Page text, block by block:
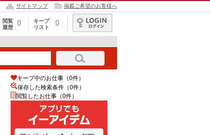
サイトマップ 掲載ご希望のお客様へ
閲覧
履歴
0
キープ
リスト
0
ログイン
キープ中のお仕事（0件）
保存した検索条件（0件）
閲覧したお仕事（0件）